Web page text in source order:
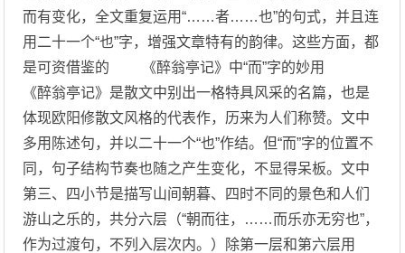
而有变化，全文重复运用“……者……也”的句式，并且连
用二十一个“也”字，增强文章特有的韵律。这些方面，都
是可资借鉴的 《醉翁亭记》中“而”字的妙用
《醉翁亭记》是散文中别出一格特具风采的名篇，也是
体现欧阳修散文风格的代表作，历来为人们称赞。文中
多用陈述句，并以二十一个“也”作结。但“而”字的位置不
同，句子结构节奏也随之产生变化，不显得呆板。文中
第三、四小节是描写山间朝暮、四时不同的景色和人们
游山之乐的，共分六层（“朝而往，……而乐亦无穷也”，
作为过渡句，不列入层次内。）除第一层和第六层用